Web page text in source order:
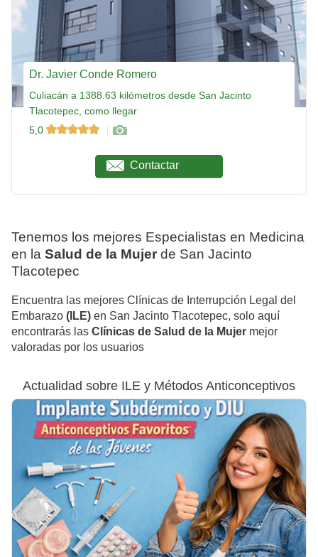
Dr. Javier Conde Romero
Culiacán a 1388.63 kilómetros desde San Jacinto
Tlacotepec, como llegar
5,0
Contactar
Tenemos los mejores Especialistas en Medicina
en la Salud de la Mujer de San Jacinto
Tlacotepec
Encuentra las mejores Clínicas de Interrupción Legal del
Embarazo (ILE) en San Jacinto Tlacotepec, solo aquí
encontrarás las Clínicas de Salud de la Mujer mejor
valoradas por los usuarios
Actualidad sobre ILE y Métodos Anticonceptivos